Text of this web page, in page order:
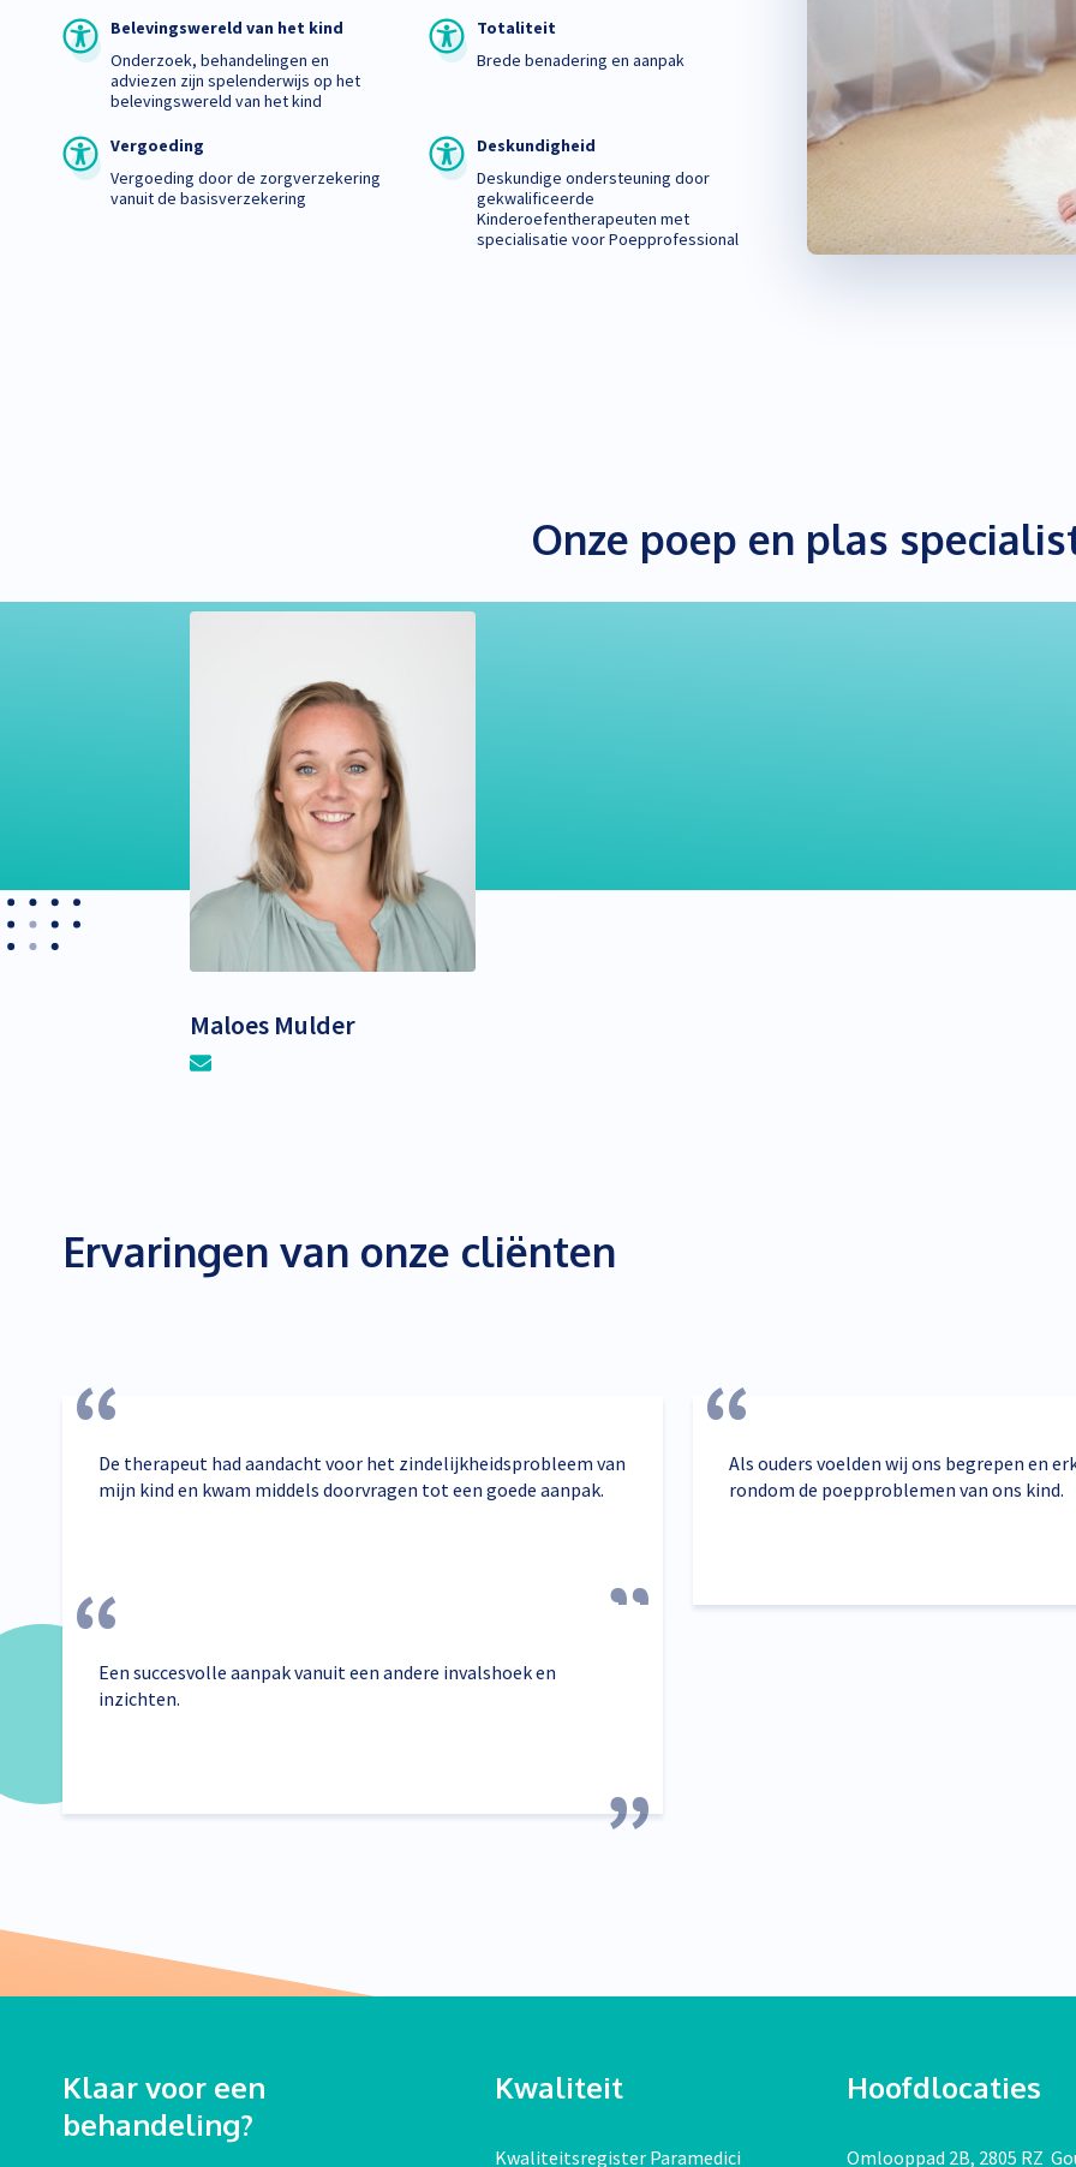
Belevingswereld van het kind
Onderzoek, behandelingen en
adviezen zijn spelenderwijs op het
belevingswereld van het kind
Totaliteit
Brede benadering en aanpak
Vergoeding
Vergoeding door de zorgverzekering
vanuit de basisverzekering
Deskundigheid
Deskundige ondersteuning door
gekwalificeerde
Kinderoefentherapeuten met
specialisatie voor Poepprofessional
Onze poep en plas
Maloes Mulder
Ervaringen van onze cliënten
De therapeut had aandacht voor het zindelijkheidsprobleem van
mijn kind en kwam middels doorvragen tot een goede aanpak.
Als ouders voelden wij ons begrepen en
rondom de poepproblemen van ons kind.
Een succesvolle aanpak vanuit een andere invalshoek en
inzichten.
Klaar voor een
behandeling?
Kwaliteit
Kwaliteitsregister Paramedici
Hoofdlocaties
Omlooppad 2B, 2805 RZ